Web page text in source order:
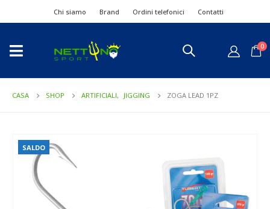
Chi siamo Brand Ordini telefonici Contatti
0
CASA SHOP ARTIFICIALI, JIGGING ZOGA LEAD 1PZ
SALDO